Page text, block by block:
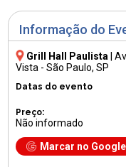
Informação do
Grill Hall Paulista |
Vista - São Paulo, SP
Datas do evento
Preço:
Não informado
Marcar no